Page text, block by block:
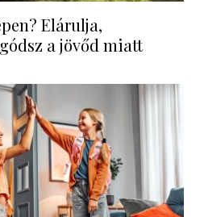
Elárulja,
a jövőd miatt